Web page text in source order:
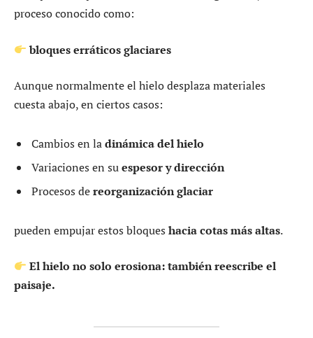
proceso conocido como:
bloques erráticos glaciares
Aunque normalmente el hielo desplaza materiales
cuesta abajo, en ciertos casos:
Cambios en ladinámica del hielo
Variaciones en suespesor y dirección
Procesos dereorganización glaciar
pueden empujar estos bloques hacia cotas más altas.
El hielo no solo erosiona: también reescribe el
paisaje.